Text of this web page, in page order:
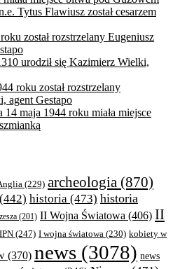
Tytus Flawiusz został cesarzem
został rozstrzelany Eugeniusz
urodził się Kazimierz Wielki,
roku został rozstrzelany
agent Gestapo
14 maja 1944 roku miała miejsce
(229) archeologia (870)
(442) historia (473) historia
(201) II Wojna Światowa (406) II
IPN (247) I wojna światowa (230) kobiety w
(370) news (3078) news